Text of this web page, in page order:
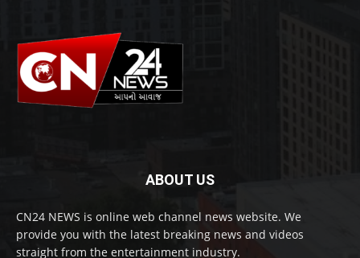
ABOUT US
CN24 NEWS is online web channel news website. We
provide you with the latest breaking news and videos
straight from the entertainment industry.